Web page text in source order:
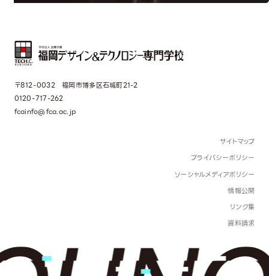
〒812-0032 福岡市博多区石城町21-2
0120-717-262
fcainfo@fca.ac.jp
サイトマップ
プライバシーポリシー
ソーシャルメディアポリシー
情報公開
リンク集
資料請求